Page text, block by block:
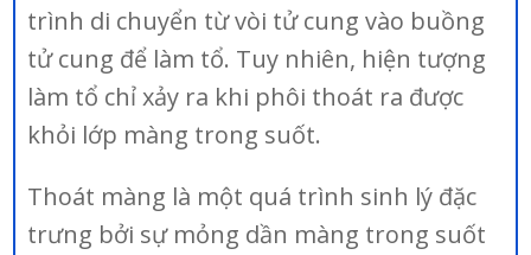
trình di chuyển từ vòi tử cung vào buồng
tử cung để làm tổ. Tuy nhiên, hiện tượng
làm tổ chỉ xảy ra khi phôi thoát ra được
khỏi lớp màng trong suốt.
Thoát màng là một quá trình sinh lý đặc
trưng bởi sự mỏng dần màng trong suốt